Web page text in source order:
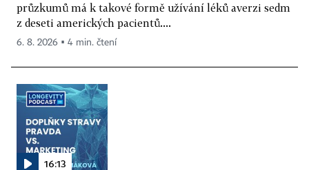
průzkumů má k takové formě užívání léků averzi sedm
z deseti amerických pacientů....
6. 8. 2026 ▪ 4 min. čtení
16:13